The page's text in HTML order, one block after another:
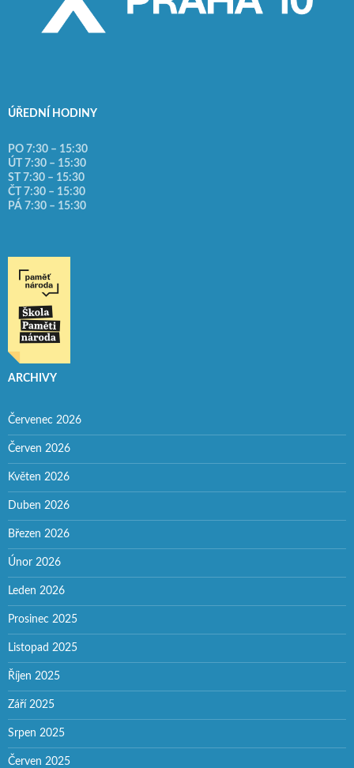
ÚŘEDNÍ HODINY
PO 7:30 – 15:30
ÚT 7:30 – 15:30
ST 7:30 – 15:30
ČT 7:30 – 15:30
PÁ 7:30 – 15:30
ARCHIVY
Červenec 2026
Červen 2026
Květen 2026
Duben 2026
Březen 2026
Únor 2026
Leden 2026
Prosinec 2025
Listopad 2025
Říjen 2025
Září 2025
Srpen 2025
Červen 2025